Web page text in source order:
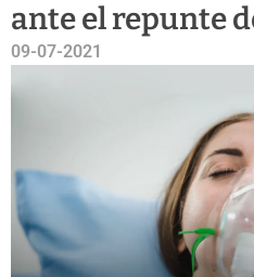
ante el repunte
09-07-2021